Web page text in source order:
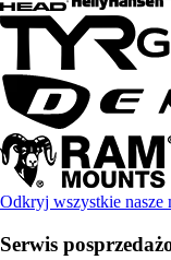
Odkryj wszystkie nasze
Serwis